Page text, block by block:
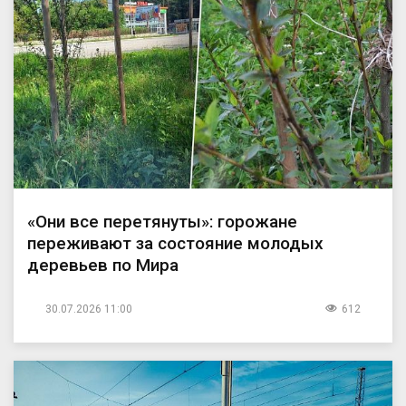
«Они все перетянуты»: горожане
переживают за состояние молодых
деревьев по Мира
30.07.2026 11:00 612